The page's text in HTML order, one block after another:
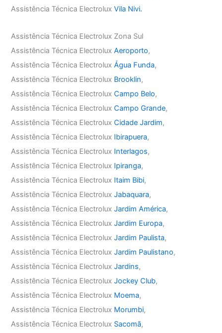
Assistência Técnica ElectroluxVila Nivi.
Assistência Técnica Electrolux Zona Sul
Assistência Técnica ElectroluxAeroporto,
Assistência Técnica ElectroluxÁgua Funda,
Assistência Técnica Electrolux Brooklin,
Assistência Técnica ElectroluxCampo Belo,
Assistência Técnica ElectroluxCampo Grande,
Assistência Técnica ElectroluxCidade Jardim,
Assistência Técnica Electrolux Ibirapuera,
Assistência Técnica Electrolux Interlagos,
Assistência Técnica Electrolux Ipiranga,
Assistência Técnica Electrolux Itaim Bibi,
Assistência Técnica ElectroluxJabaquara,
Assistência Técnica ElectroluxJardim América,
Assistência Técnica ElectroluxJardim Europa,
Assistência Técnica ElectroluxJardim Paulista,
Assistência Técnica ElectroluxJardim Paulistano,
Assistência Técnica ElectroluxJardins,
Assistência Técnica ElectroluxJockey Club,
Assistência Técnica Electrolux Moema,
Assistência Técnica Electrolux Morumbi,
Assistência Técnica Electrolux Sacomã,